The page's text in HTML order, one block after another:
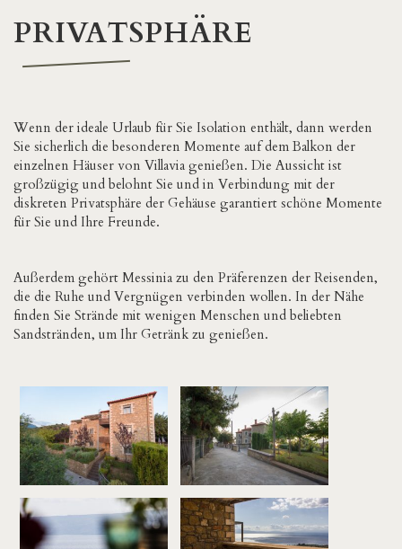
PRIVATSPHÄRE
Wenn der ideale Urlaub für Sie Isolation enthält, dann werden
Sie sicherlich die besonderen Momente auf dem Balkon der
einzelnen Häuser von Villavia genießen. Die Aussicht ist
großzügig und belohnt Sie und in Verbindung mit der
diskreten Privatsphäre der Gehäuse garantiert schöne Momente
für Sie und Ihre Freunde.
Außerdem gehört Messinia zu den Präferenzen der Reisenden,
die die Ruhe und Vergnügen verbinden wollen. In der Nähe
finden Sie Strände mit wenigen Menschen und beliebten
Sandstränden, um Ihr Getränk zu genießen.